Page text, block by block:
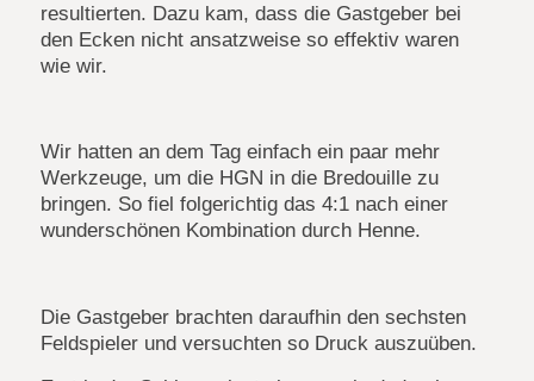
resultierten. Dazu kam, dass die Gastgeber bei
den Ecken nicht ansatzweise so effektiv waren
wie wir.
Wir hatten an dem Tag einfach ein paar mehr
Werkzeuge, um die HGN in die Bredouille zu
bringen. So fiel folgerichtig das 4:1 nach einer
wunderschönen Kombination durch Henne.
Die Gastgeber brachten daraufhin den sechsten
Feldspieler und versuchten so Druck auszuüben.